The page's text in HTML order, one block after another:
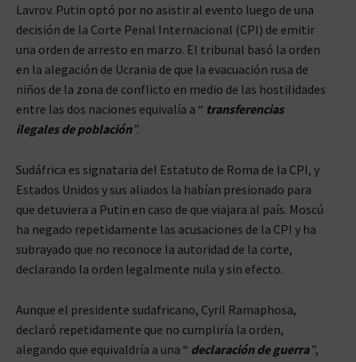
Lavrov. Putin optó por no asistir al evento luego de una
decisión de la Corte Penal Internacional (CPI) de emitir
una orden de arresto en marzo. El tribunal basó la orden
en la alegación de Ucrania de que la evacuación rusa de
niños de la zona de conflicto en medio de las hostilidades
entre las dos naciones equivalía a “ transferencias
ilegales de población”.
Sudáfrica es signataria del Estatuto de Roma de la CPI, y
Estados Unidos y sus aliados la habían presionado para
que detuviera a Putin en caso de que viajara al país. Moscú
ha negado repetidamente las acusaciones de la CPI y ha
subrayado que no reconoce la autoridad de la corte,
declarando la orden legalmente nula y sin efecto.
Aunque el presidente sudafricano, Cyril Ramaphosa,
declaró repetidamente que no cumpliría la orden,
alegando que equivaldría a una “ declaración de guerra”,